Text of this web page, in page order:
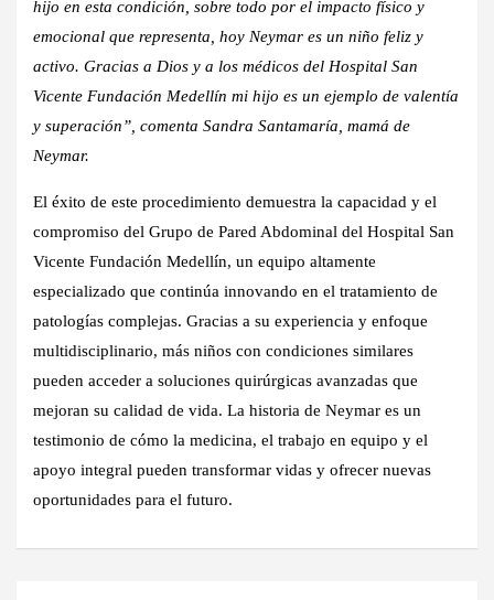
hijo en esta condición, sobre todo por el impacto físico y
emocional que representa, hoy Neymar es un niño feliz y
activo. Gracias a Dios y a los médicos del Hospital San
Vicente Fundación Medellín mi hijo es un ejemplo de valentía
y superación”, comenta Sandra Santamaría, mamá de
Neymar.
El éxito de este procedimiento demuestra la capacidad y el
compromiso del Grupo de Pared Abdominal del Hospital San
Vicente Fundación Medellín, un equipo altamente
especializado que continúa innovando en el tratamiento de
patologías complejas. Gracias a su experiencia y enfoque
multidisciplinario, más niños con condiciones similares
pueden acceder a soluciones quirúrgicas avanzadas que
mejoran su calidad de vida. La historia de Neymar es un
testimonio de cómo la medicina, el trabajo en equipo y el
apoyo integral pueden transformar vidas y ofrecer nuevas
oportunidades para el futuro.